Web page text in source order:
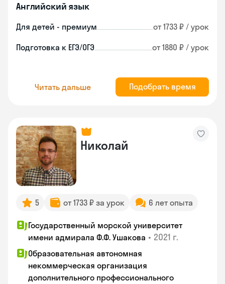
Английский язык
Для детей - премиум от 1733 ₽ / урок
Подготовка к ЕГЭ/ОГЭ от 1880 ₽ / урок
Читать дальше Подобрать время
Николай
5 от 1733 ₽ за урок 6 лет опыта
Государственный морской университет
имени адмирала Ф.Ф. Ушакова • 2021 г.
Образовательная автономная
некоммерческая организация
дополнительного профессионального